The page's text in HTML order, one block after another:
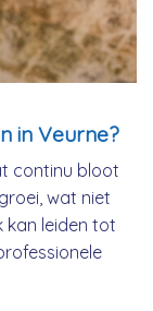
in Veurne?
continu bloot
wat niet
kan leiden tot